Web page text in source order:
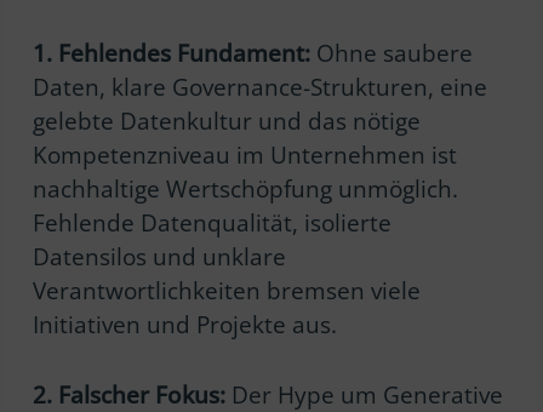
1. Fehlendes Fundament: Ohne saubere
Daten, klare Governance-Strukturen, eine
gelebte Datenkultur und das nötige
Kompetenzniveau im Unternehmen ist
nachhaltige Wertschöpfung unmöglich.
Fehlende Datenqualität, isolierte
Datensilos und unklare
Verantwortlichkeiten bremsen viele
Initiativen und Projekte aus.
2. Falscher Fokus: Der Hype um Generative